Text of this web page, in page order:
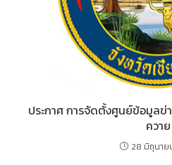
ประกาศ การจัดตั้งศูนย์ข้อมูลข่
ควาย
28 มิถุนาย